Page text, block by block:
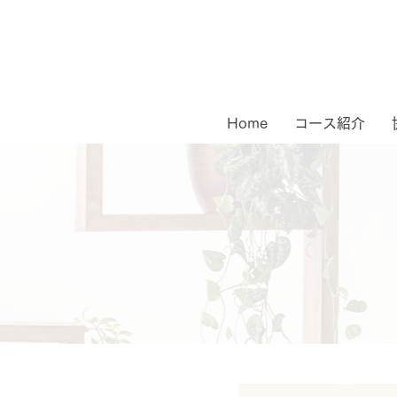
Home コース紹介